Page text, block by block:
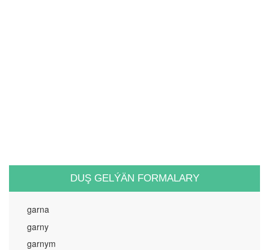
DUŞ GELÝÄN FORMALARY
garna
garny
garnym